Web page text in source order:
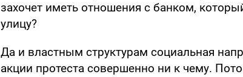
захочет иметь отношения с банком,
улицу?
Да и властным структурам социальная
акции протеста совершенно ни к чему.